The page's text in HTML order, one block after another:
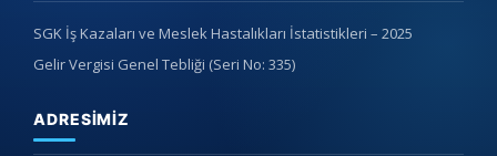
SGK İş Kazaları ve Meslek Hastalıkları İstatistikleri – 2025
Gelir Vergisi Genel Tebliği (Seri No: 335)
ADRESIMIZ